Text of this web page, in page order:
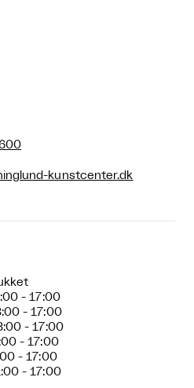
kunstcenter.dk
- 17:00
- 17:00
- 17:00
- 17:00
- 17:00
- 17:00